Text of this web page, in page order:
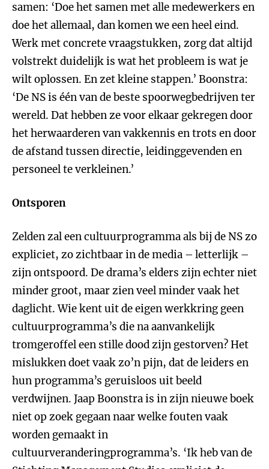
samen: ‘Doe het samen met alle medewerkers en
doe het allemaal, dan komen we een heel eind.
Werk met concrete vraagstukken, zorg dat altijd
volstrekt duidelijk is wat het probleem is wat je
wilt oplossen. En zet kleine stappen.’ Boonstra:
‘De NS is één van de beste spoorwegbedrijven ter
wereld. Dat hebben ze voor elkaar gekregen door
het herwaarderen van vakkennis en trots en door
de afstand tussen directie, leidinggevenden en
personeel te verkleinen.’
Ontsporen
Zelden zal een cultuurprogramma als bij de NS zo
expliciet, zo zichtbaar in de media – letterlijk –
zijn ontspoord. De drama’s elders zijn echter niet
minder groot, maar zien veel minder vaak het
daglicht. Wie kent uit de eigen werkkring geen
cultuurprogramma’s die na aanvankelijk
tromgeroffel een stille dood zijn gestorven? Het
mislukken doet vaak zo’n pijn, dat de leiders en
hun programma’s geruisloos uit beeld
verdwijnen. Jaap Boonstra is in zijn nieuwe boek
niet op zoek gegaan naar welke fouten vaak
worden gemaakt in
cultuurveranderingprogramma’s. ‘Ik heb van de